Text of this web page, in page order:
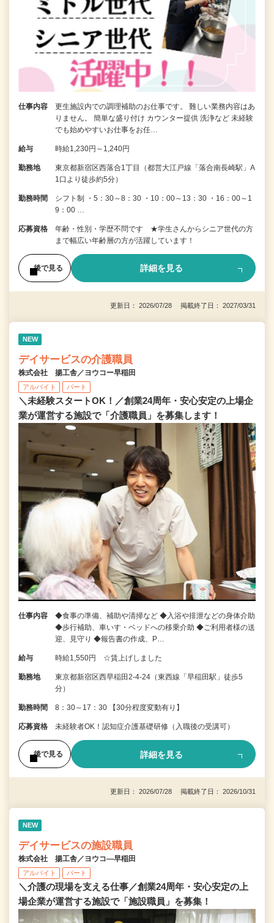
仕事内容
更生施設内での調理補助のお仕事です。 難しい業務内容はあ
りません。 簡単な盛り付け カウンター提供 洗浄など 未経験
でも始めやすいお仕事をお任…
給与 時給1,230円～1,240円
勤務地
東京都新宿区西落合1丁目（都営大江戸線「落合南長崎駅」A
1口より徒歩約5分）
勤務時間
シフト制 ・5：30～8：30 ・10：00～13：30 ・16：00～1
9：00 …
応募資格
年齢・性別・学歴不問です ★学生さんからシニア世代の方
まで幅広い年齢層の方が活躍しています！
後で見る 詳細を見る
更新日： 2026/07/28 掲載終了日： 2027/03/31
NEW
デイサービスの介護職員
株式会社 揚工舎／ヨウコー早稲田
アルバイト パート
＼未経験スタートOK！／創業24周年・安心安定の上場企
業が運営する施設で「介護職員」を募集します！
仕事内容
◆食事の準備、補助や清掃など ◆入浴や排泄などの身体介助
◆歩行補助、車いす・ベッドへの移乗介助 ◆ご利用者様の送
迎、見守り ◆報告書の作成、P…
給与 時給1,550円 ☆賃上げしました
勤務地
東京都新宿区西早稲田2-4-24（東西線「早稲田駅」徒歩5
分）
勤務時間 8：30～17：30 【30分程度変動有り】
応募資格 未経験者OK！認知症介護基礎研修（入職後の受講可）
後で見る 詳細を見る
更新日： 2026/07/28 掲載終了日： 2026/10/31
NEW
デイサービスの施設職員
株式会社 揚工舎／ヨウコ―早稲田
アルバイト パート
＼介護の現場を支える仕事／創業24周年・安心安定の上
場企業が運営する施設で「施設職員」を募集！